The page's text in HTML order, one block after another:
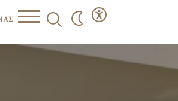
39ης/01-09-2025 Συνεδρίασης